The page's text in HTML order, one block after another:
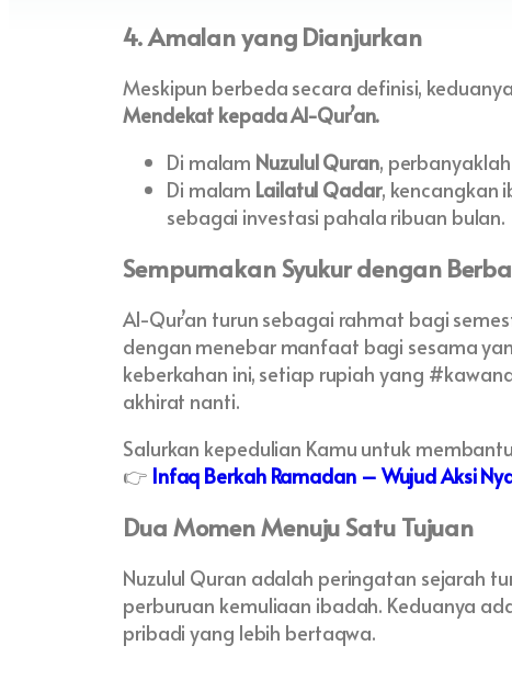
4. Amalan yang Dianjurkan
Meskipun berbeda secara definisi,
Mendekat kepada Al-Qur’an.
Di malam Nuzulul Quran,
Di malam Lailatul Qadar, kencangkan
sebagai investasi pahala ribuan bulan.
Sempurnakan Syukur dengan
Al-Qur’an turun sebagai rahmat bagi
dengan menebar manfaat bagi sesama
keberkahan ini, setiap rupiah yang
akhirat nanti.
Salurkan kepedulian Kamu untuk
👉 Infaq Berkah Ramadan – Wujud Aksi
Dua Momen Menuju Satu Tujuan
Nuzulul Quran adalah peringatan sejarah
perburuan kemuliaan ibadah. Keduanya
pribadi yang lebih bertaqwa.